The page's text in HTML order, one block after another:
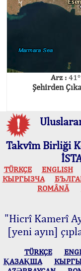
Arz :41°
Şehirden
Takvîm Birliği
TÜRKÇE ENGLISH
КЫPГЫЗЧA
ROMÂNĂ
"Hicrî Kamerî
[yeni ayın]
TÜRKÇE
ҚАЗАҚША